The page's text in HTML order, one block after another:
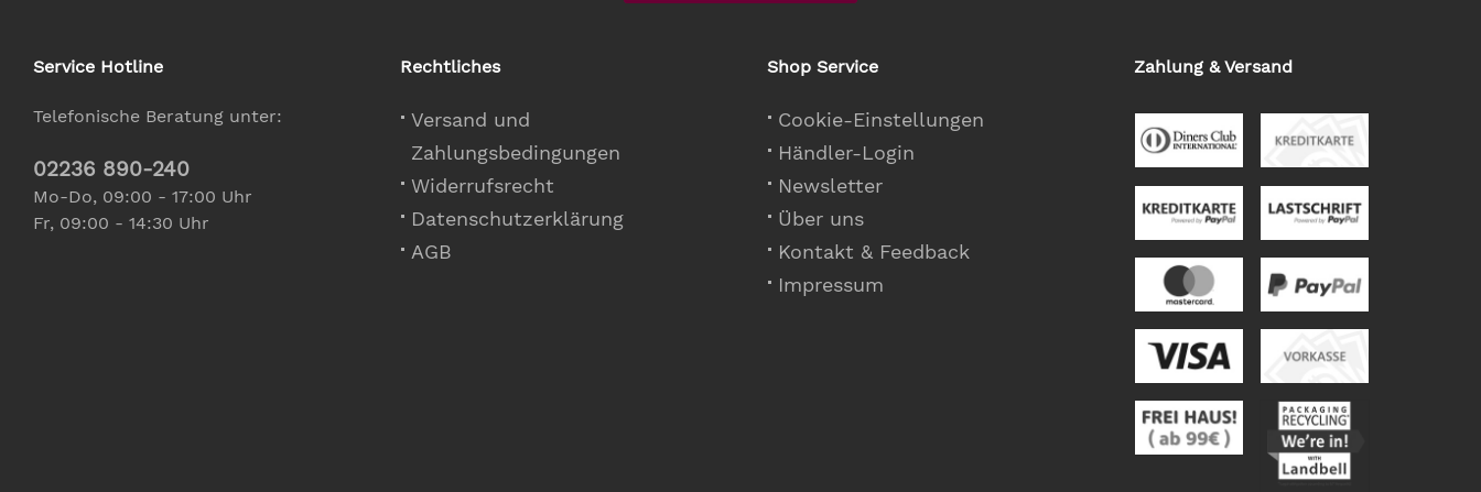
Service Hotline
Telefonische Beratung unter:
02236 890-240
Mo-Do, 09:00 - 17:00 Uhr
Fr, 09:00 - 14:30 Uhr
Rechtliches
Versand und
Zahlungsbedingungen
Widerrufsrecht
Datenschutzerklärung
AGB
Shop Service
Cookie-Einstellungen
Händler-Login
Newsletter
Über uns
Kontakt & Feedback
Impressum
Zahlung & Versand